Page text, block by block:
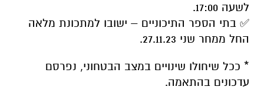
לשעה 17:00.
✅ בתי הספר התיכוניים – ישובו למתכונת מלאה
החל ממחר שני 27.11.23.
* ככל שיחולו שינויים במצב הבטחוני, נפרסם
עדכונים בהתאמה.